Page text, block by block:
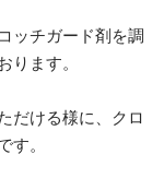
ッチガード剤を調
ります。
だける様に、クロ
す。